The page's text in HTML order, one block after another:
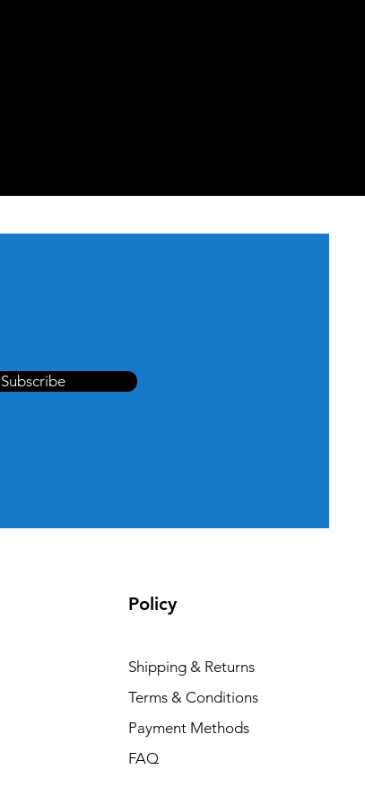
Subscribe
Policy
Shipping & Returns
Terms & Conditions
Payment Methods
FAQ